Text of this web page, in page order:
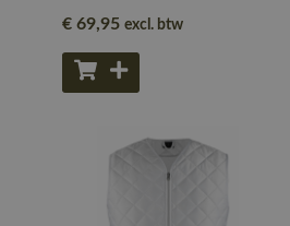
€ 69,95 excl. btw